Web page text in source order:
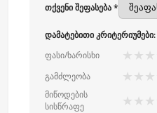
თქვენი შეფასება *
დამატებითი კრიტერიუმები:
ფასი/ხარისხი
★ ★ ★
გამძლეობა ★ ★ ★
მიწოდების
სისწრაფე
★ ★ ★